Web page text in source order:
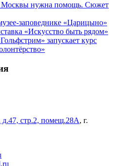
Москвы нужна помощь. Сюжет
заповеднике «Царицыно»
«Искусство быть рядом»
д.47, стр.2, помещ.28А, г.